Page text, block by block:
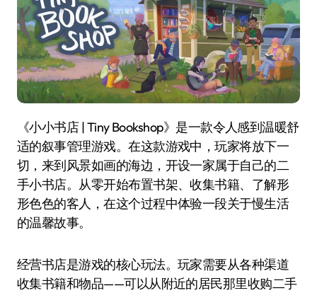
《小小书店 | Tiny Bookshop》是一款令人感到温暖舒
适的叙事管理游戏。在这款游戏中，玩家将放下一
切，来到风景如画的海边，开设一家属于自己的二
手小书店。从零开始布置书架、收集书籍、了解形
形色色的客人，在这个过程中体验一段关于慢生活
的温馨故事。
经营书店是游戏的核心玩法。玩家需要从各种渠道
收集书籍和物品——可以从附近的居民那里收购二手